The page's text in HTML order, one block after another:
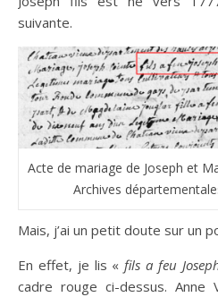
suivante.
Acte de mariage de Joseph et
Archives
Mais, j’ai un petit doute sur un
En effet, je lis « fils a feu
cadre rouge ci-dessus. Anne